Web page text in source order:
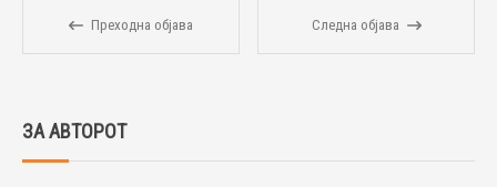
Преходна објава Следна објава
ЗА АВТОРОТ